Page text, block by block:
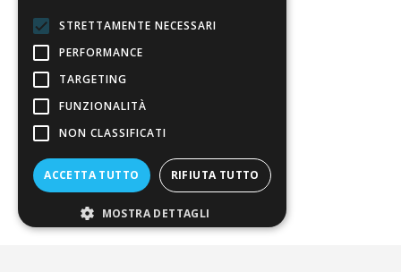
Il blog
Perché fidarti
Vendi con noi
Chi siamo
Chi Siamo
Sostegno e riconoscimenti
STRETTAMENTE NECESSARI
PERFORMANCE
TARGETING
FUNZIONALITÀ
NON CLASSIFICATI
ACCETTA TUTTO RIFIUTA TUTTO
MOSTRA DETTAGLI